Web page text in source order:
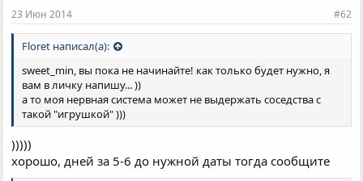
23 Июн 2014 #62
Floret написал(а):
sweet_min, вы пока не начинайте! как только будет нужно, я
вам в личку напишу... ))
а то моя нервная система может не выдержать соседства с
такой "игрушкой" )))
)))))
хорошо, дней за 5-6 до нужной даты тогда сообщите